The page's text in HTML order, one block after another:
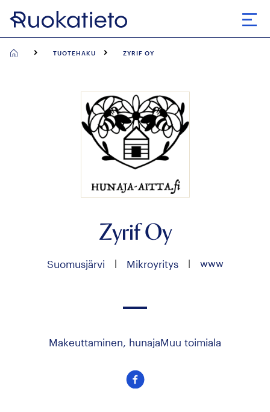
Siirry
suoraan
TUOTEHAKU ZYRIF OY
Zyrif Oy
Suomusjärvi | Mikroyritys | www
Makeuttaminen, hunaja Muu toimiala
Seuraa